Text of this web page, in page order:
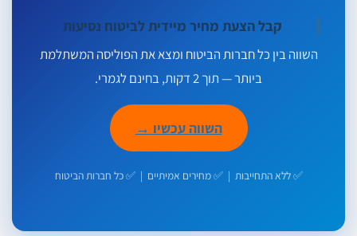
קבל הצעת מחיר מיידית לביטוח נסיעות
השווה בין כל חברות הביטוח ומצא את הפוליסה המשתלמת
ביותר — תוך 2 דקות, בחינם לגמרי.
השווה עכשיו →
✅ ללא התחייבות | ✅ מחירים אמיתיים | ✅ כל חברות הביטוח